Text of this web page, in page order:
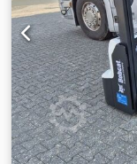
трехсекционная
состояние: Новое
Состояние
Полиуретан
Dsfx Afvsck
Ач: 300 Ач Тип
аккумулятора:
свободный ход,
батареи